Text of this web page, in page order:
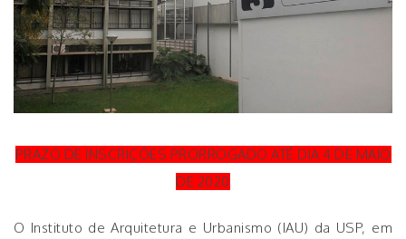
PRAZO DE INSCRIÇÕES PRORROGADO ATÉ DIA 4 DE MAIO
DE 2020
O Instituto de Arquitetura e Urbanismo (IAU) da USP, em